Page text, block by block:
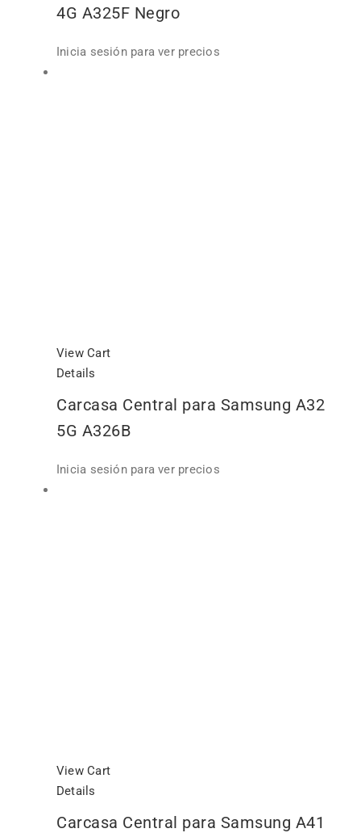
4G A325F Negro
Inicia sesión para ver precios
View Cart
Details
Carcasa Central para Samsung A32
5G A326B
Inicia sesión para ver precios
View Cart
Details
Carcasa Central para Samsung A41